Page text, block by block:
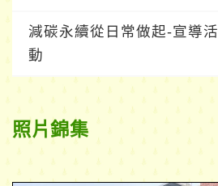
減碳永續從日常做起-宣導活
動
照片錦集